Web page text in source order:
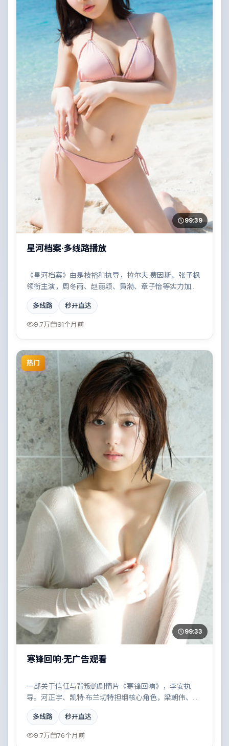
99:39
星河档案·多线路播放
《星河档案》由是枝裕和执导，拉尔夫·费因斯、张子枫
领衔主演，周冬雨、赵丽颖、黄渤、章子怡等实力加
盟，是一部诗意留白的奇幻作品。故事主要发生在巴
西，两条时间线交错推进，真相直至最后一刻揭晓。影
片在视听语言与叙事节奏上均有突破，适合喜欢深度叙
多线路 秒开直达
9.7万 91个月前
热门
99:33
寒锋回响·无广告观看
一部关于信任与背叛的剧情片《寒锋回响》，李安执
导。河正宇、凯特·布兰切特担纲核心角色，梁朝伟、汤
唯、全智贤、郭富城等实力加盟，取景与班底多来自墨
西哥。科技伦理与情感羁绊形成强烈对撞。结尾留白耐
人寻味。
多线路 秒开直达
9.7万 76个月前